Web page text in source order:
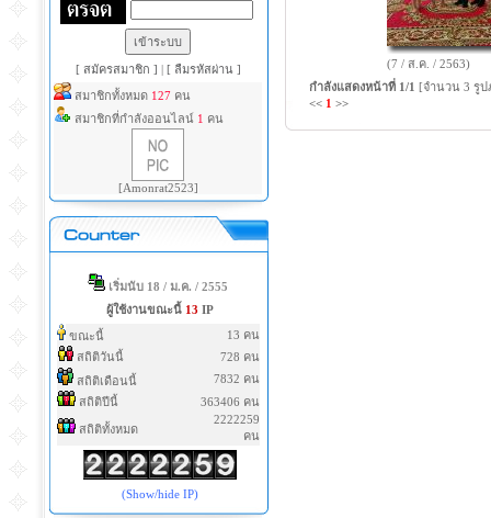
[ สมัครสมาชิก ] | [ ลืมรหัสผ่าน ]
สมาชิกทั้งหมด 127 คน
สมาชิกที่กำลังออนไลน์ 1 คน
[Amonrat2523]
เริ่มนับ 18 / ม.ค. / 2555
ผู้ใช้งานขณะนี้ 13 IP
ขณะนี้
13 คน
สถิติวันนี้
728 คน
สถิติเดือนนี้
7832 คน
สถิติปีนี้
363406 คน
สถิติทั้งหมด
2222259
คน
(Show/hide IP)
(7 / ส.ค. / 2563)
กำลังแสดงหน้าที่ 1/1 [จำนวน 3 รูป
<< 1 >>